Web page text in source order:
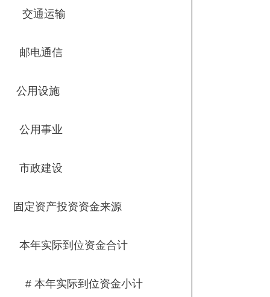
交通运输
邮电通信
公用设施
公用事业
市政建设
固定资产投资资金来源
本年实际到位资金合计
# 本年实际到位资金小计